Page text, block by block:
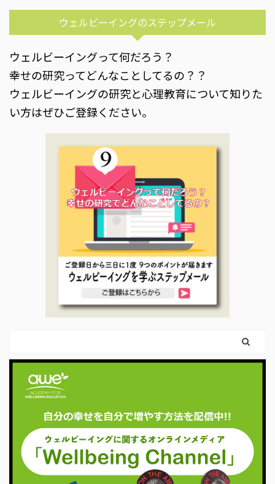
ウェルビーイングのステップメール
ウェルビーイングって何だろう？
幸せの研究ってどんなことしてるの？？
ウェルビーイングの研究と心理教育について知りた
い方はぜひご登録ください。